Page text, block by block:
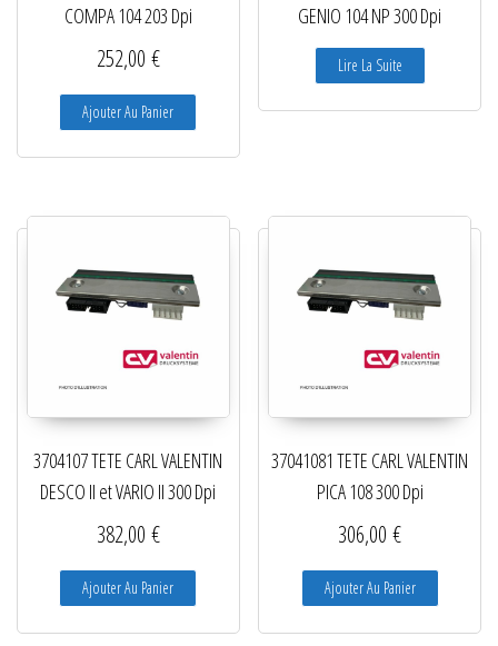
COMPA 104 203 Dpi
252,00 €
Ajouter Au Panier
GENIO 104 NP 300 Dpi
Lire La Suite
3704107 TETE CARL VALENTIN
DESCO II et VARIO II 300 Dpi
382,00 €
Ajouter Au Panier
37041081 TETE CARL VALENTIN
PICA 108 300 Dpi
306,00€
Ajouter Au Panier